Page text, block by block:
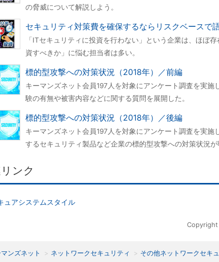
の脅威について解説しよう。
セキュリティ対策費を確保するならリスクベースで
「ITセキュリティに投資を行わない」という企業は、ほぼ
資すべきか」に悩む担当者は多い。
標的型攻撃への対策状況（2018年）／前編
キーマンズネット会員197人を対象にアンケート調査を実施
験の有無や被害内容などに関する質問を展開した。
標的型攻撃への対策状況（2018年）／後編
キーマンズネット会員197人を対象にアンケート調査を実施
するセキュリティ製品など企業の標的型攻撃への対策状況が
ンク
ュアシステムスタイル
Copyright
ンズネット ネットワークセキュリティ その他ネットワークセキ